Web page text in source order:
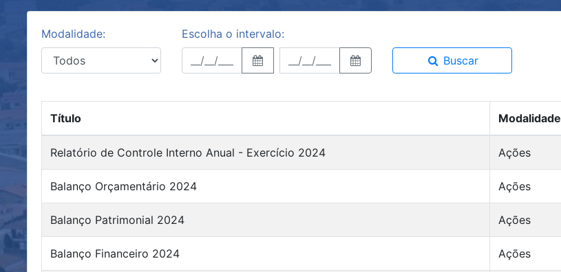
Modalidade:
Escolha o intervalo:
Buscar
Título Modalidade
Relatório de Controle Interno Anual - Exercício 2024 Ações
Balanço Orçamentário 2024 Ações
Balanço Patrimonial 2024 Ações
Balanço Financeiro 2024 Ações